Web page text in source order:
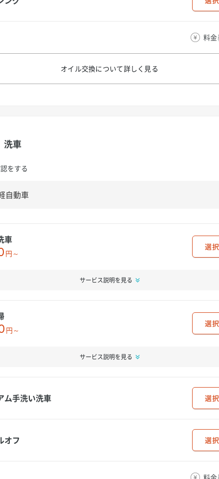
料
オイル交換について詳しく見る
洗車
をする
車
円～
選択
サービス説明を見る
円～
選択
サービス説明を見る
ム手洗い洗車 選択
オフ 選択
料